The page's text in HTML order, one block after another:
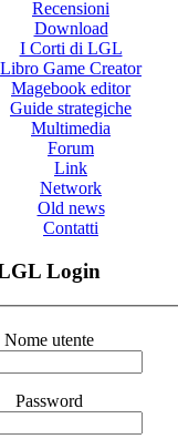
Recensioni
Download
I Corti di LGL
Libro Game Creator
Magebook editor
Guide strategiche
Multimedia
Forum
Link
Network
Old news
Contatti
Login
Nome utente
Password